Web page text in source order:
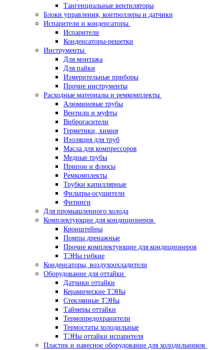
Тангенциальные вентиляторы
Блоки управления, контроллеры и датчики
Испарители и конденсаторы
Испарители
Конденсаторы-решетки
Инструменты
Для монтажа
Для пайки
Измерительные приборы
Прочие инструменты
Расходные материалы и ремкомплекты
Алюминевые трубы
Вентили и муфты
Виброгасители
Герметики, химия
Изоляция для труб
Масла для компрессоров
Медные трубы
Припои и флюсы
Ремкомплекты
Трубки капиллярные
Фильтры-осушители
Фитинги
Для промышленного холода
Комплектующие для кондиционеров
Кронштейны
Помпы дренажные
Прочие комплектующие для кондиционеров
ТЭНы гибкие
Конденсаторы, воздухоохладители
Оборудование для оттайки
Датчики оттайки
Керамические ТЭНы
Стеклянные ТЭНы
Таймеры оттайки
Термопредохранители
Термостаты холодильные
ТЭНы оттайки испарителя
Пластик и навесное оборудование для холодильников